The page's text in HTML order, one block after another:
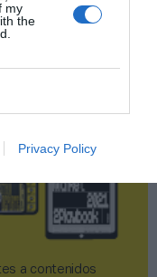
my
the
Privacy Policy
a contenidos